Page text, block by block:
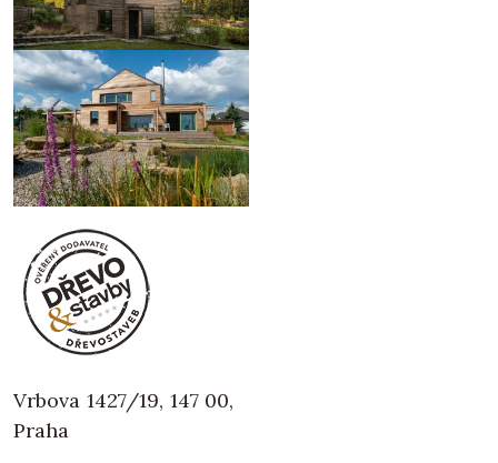
Vrbova 1427/19, 147 00,
Praha